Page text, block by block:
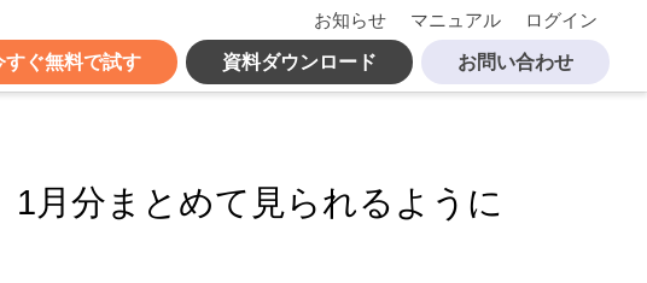
お知らせ マニュアル ログイン
すぐ無料で試す 資料ダウンロード お問い合わせ
月分まとめて見られるように